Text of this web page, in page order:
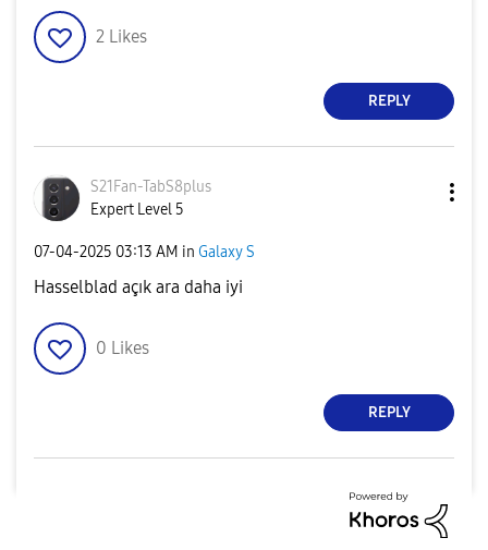
2 Likes
REPLY
S21Fan-TabS8plus
Expert Level 5
‎07-04-2025 03:13 AM in Galaxy S
Hasselblad açık ara daha iyi
0 Likes
REPLY